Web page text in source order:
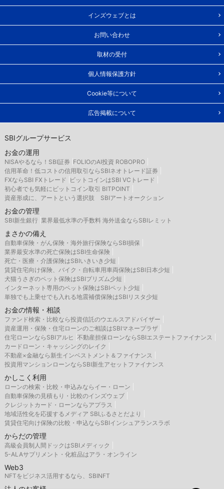
インズウェブとは
お問い合わせ
取材の受付
個人情報保護方針
Cookie等について
広告掲載について
SBIグループサービス
お金の運用
NISAやるなら！SBI証券 FOLIOのAI投資 ROBOPRO
信用革命！低コストの信用取引ならSBIネオトレード証券
FXならSBI FXトレード
ビットコインはSBI VCトレード
初心者でも気軽にビットコイン取引 BITPOINT
資産形成に、アートという選択肢 SBIアートオークション
お金の管理
SBI新生銀行 業界最低水準の手数料 海外送金ならSBIレミット
まさかの備え
自動車保険・がん保険・海外旅行保険ならSBI損保
業界最安水準の死亡保険はSBI生命保険
死亡・医療・介護保険はSBIいきいき少短
賃貸住宅向け保険、バイク・自転車用車両保険はSBI日本少短
犬猫うさぎのペット保険はSBIプリズム少短
インターネット専用のペット保険はSBIペット少短
単独でも上乗せでも入れる地震補償保険はSBIリスタ少短
お金の情報・相談
ファンド検索・比較なら投資信託のウエルスアドバイザー
資産運用・保険・住宅ローンのご相談はSBIマネープラザ
住宅ローンならSBIアルヒ 不動産担保ローンならSBIエステートファイナンス
カードローン・キャッシングのレイク
不動産×金融なら新生インベストメント＆ファイナンス
投資用マンションローンならSBI新生アセットファイナンス
かしこく利用
ローンの検索・比較・申込みならイー・ローン
自動車保険の見積もり・比較のインズウェブ
クレジットカード・ローンならアプラス
地域活性化を応援するメディア SBIふるさとだより
賃貸住宅向け保険の比較・申込ならSBIインシュアランスラボ
からだの管理
高級会員制人間ドックはSBIメディック
5-ALAサプリメント・化粧品はアラ・オンライン
Web3
NFTをビジネス活用するなら、SBINFT